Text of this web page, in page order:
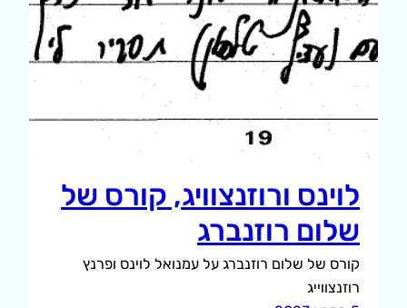
לוינס ורוזנצוויג, קורס של
שלום רוזנברג
קורס של שלום רוזנברג על עמנואל לוינס ופרנץ
רוזנצווייג